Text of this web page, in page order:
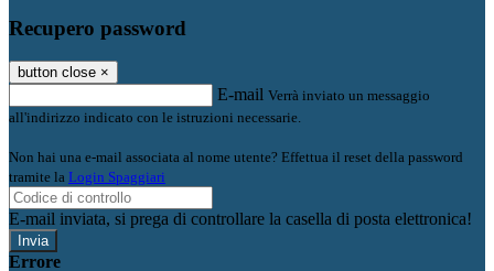
Recupero password
button close ×
E-mail Verrà inviato un messaggio
all'indirizzo indicato con le istruzioni necessarie.
Non hai una e-mail associata al nome utente? Effettua il reset della password
tramite la Login Spaggiari
E-mail inviata, si prega di controllare la casella di posta elettronica!
Errore